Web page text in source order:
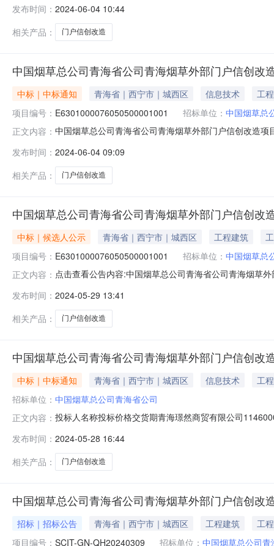
中标结果公告如下：盖章：，发布日期：2024年06月04
发布时间： 2024-06-04 10:44
相关产品：
门户信创改造
中国烟草总公司青海省公司青海烟草外部门户信创改
中标｜中标通知 青海省｜西宁市｜城西区 信息技术
工程
项目编号： E6301000076050500001001 招标单位： 中国烟草总
正文内容： 中国烟草总公司青海省公司青海烟草外部门户信创改造
资格能力条件中标价交货（服务）期（天）货物（服务
发布时间： 2024-06-04 09:09
相关产品：
门户信创改造
中国烟草总公司青海省公司青海烟草外部门户信创改
中标｜候选人公示 青海省｜西宁市｜城西区 工程建筑
项目编号： E6301000076050500001001 招标单位： 中国烟草总
正文内容： 点击查看公告内容:中国烟草总公司青海省公司青海烟草
0971-61096260971-6109626代理机构四川国际招标有
发布时间： 2024-05-29 13:41
相关产品：
门户信创改造
中国烟草总公司青海省公司青海烟草外部门户信创改
中标｜中标通知 青海省｜西宁市｜城西区 信息技术
工程
招标单位： 中国烟草总公司青海省公司
正文内容： 投标人名称投标价格交货期青海璟然商贸有限公司
发布时间： 2024-05-28 16:44
相关产品：
门户信创改造
中国烟草总公司青海省公司青海烟草外部门户信创改
招标｜招标公告 青海省｜西宁市｜城西区 工程建筑
工程
项目编号： SCIT-GN-QH20240309 招标单位： 中国烟草总公司青